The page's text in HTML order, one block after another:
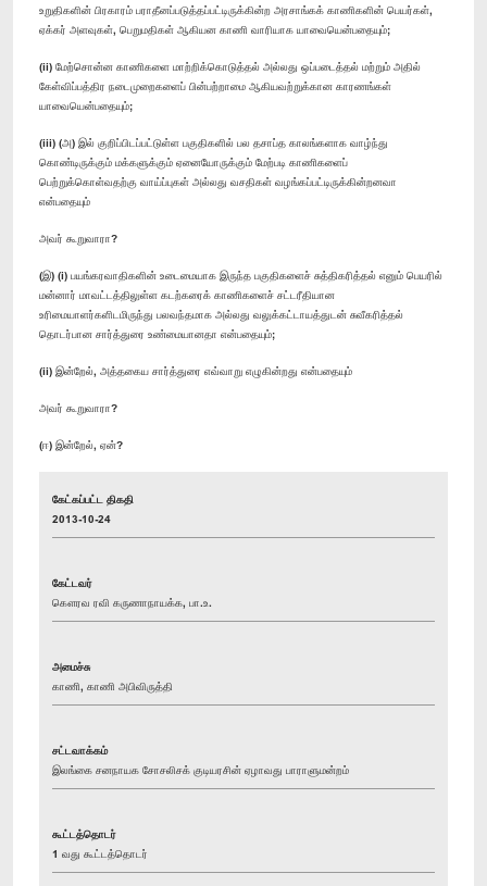
உறுதிகளின் பிரகாரம் பராதீனப்படுத்தப்பட்டிருக்கின்ற அரசாங்கக் காணிகளின் பெயர்கள்,
ஏக்கர் அளவுகள், பெறுமதிகள் ஆகியன காணி வாரியாக யாவையென்பதையும்;
(ii) மேற்சொன்ன காணிகளை மாற்றிக்கொடுத்தல் அல்லது ஒப்படைத்தல் மற்றும் அதில்
கேள்விப்பத்திர நடைமுறைகளைப் பின்பற்றாமை ஆகியவற்றுக்கான காரணங்கள்
யாவையென்பதையும்;
(iii) (அ) இல் குறிப்பிடப்பட்டுள்ள பகுதிகளில் பல தசாப்த காலங்களாக வாழ்ந்து
கொண்டிருக்கும் மக்களுக்கும் ஏனையோருக்கும் மேற்படி காணிகளைப்
பெற்றுக்கொள்வதற்கு வாய்ப்புகள் அல்லது வசதிகள் வழங்கப்பட்டிருக்கின்றனவா
என்பதையும்
அவர் கூறுவாரா?
(இ) (i) பயங்கரவாதிகளின் உடைமையாக இருந்த பகுதிகளைச் சுத்திகரித்தல் எனும் பெயரில்
மன்னார் மாவட்டத்திலுள்ள கடற்கரைக் காணிகளைச் சட்டரீதியான
உரிமையாளர்களிடமிருந்து பலவந்தமாக அல்லது வலுக்கட்டாயத்துடன் சுவீகரித்தல்
தொடர்பான சார்த்துரை உண்மையானதா என்பதையும்;
(ii) இன்றேல், அத்தகைய சார்த்துரை எவ்வாறு எழுகின்றது என்பதையும்
அவர் கூறுவாரா?
(ஈ) இன்றேல், ஏன்?
கேட்கப்பட்ட திகதி
2013-10-24
கேட்டவர்
கௌரவ ரவி கருணாநாயக்க, பா.உ.
அமைச்சு
காணி, காணி அபிவிருத்தி
சட்டவாக்கம்
இலங்கை சனநாயக சோசலிசக் குடியரசின் ஏழாவது பாராளுமன்றம்
கூட்டத்தொடர்
1 வது கூட்டத்தொடர்